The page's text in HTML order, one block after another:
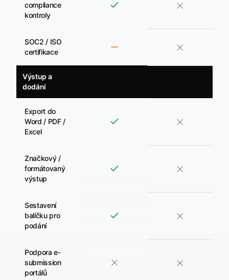
compliance
kontroly
SOC2 / ISO
certifikace
Výstup a
dodání
Export do
Word / PDF /
Excel
Značkový /
formátovaný
výstup
Sestavení
balíčku pro
podání
Podpora e-
submission
portálů